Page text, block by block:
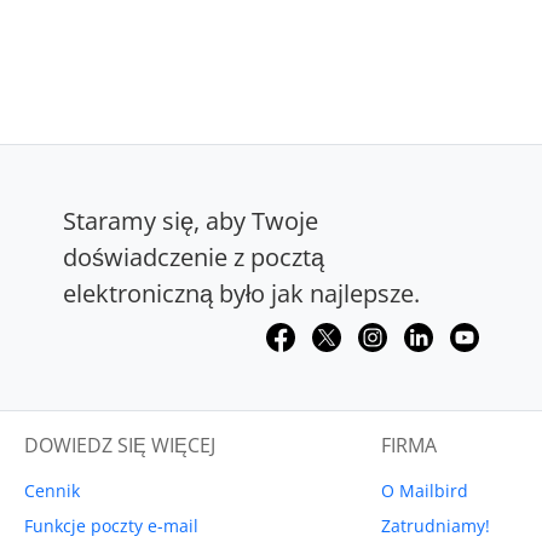
Staramy się, aby Twoje
doświadczenie z pocztą
elektroniczną było jak najlepsze.
DOWIEDZ SIĘ WIĘCEJ
Cennik
Funkcje poczty e-mail
FIRMA
O Mailbird
Zatrudniamy!